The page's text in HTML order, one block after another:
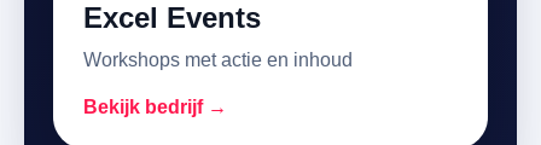
Excel Events
Workshops met actie en inhoud
Bekijk bedrijf →